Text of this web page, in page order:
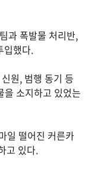
과 폭발물 처리반,
입했다.
원, 범행 동기 등
을 소지하고 있었는
일 떨어진 커른카
고 있다.